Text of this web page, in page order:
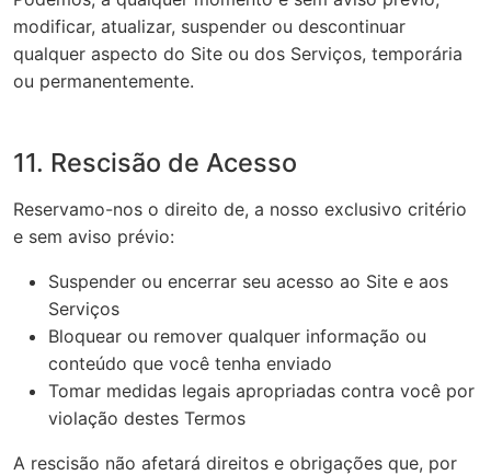
modificar, atualizar, suspender ou descontinuar
qualquer aspecto do Site ou dos Serviços, temporária
ou permanentemente.
11. Rescisão de Acesso
Reservamo-nos o direito de, a nosso exclusivo critério
e sem aviso prévio:
Suspender ou encerrar seu acesso ao Site e aos
Serviços
Bloquear ou remover qualquer informação ou
conteúdo que você tenha enviado
Tomar medidas legais apropriadas contra você por
violação destes Termos
A rescisão não afetará direitos e obrigações que, por